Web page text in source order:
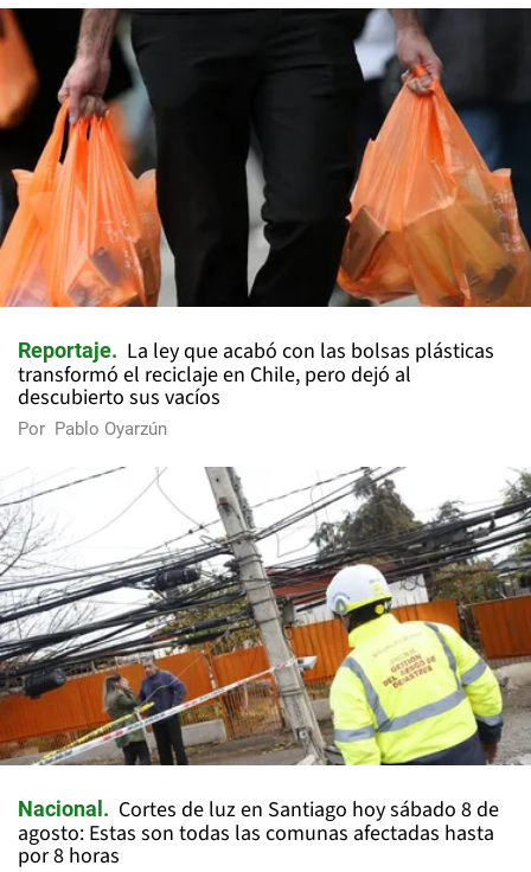
Reportaje
La ley que acabó con las bolsas plásticas
transformó el reciclaje en Chile, pero dejó al
descubierto sus vacíos
Por Pablo Oyarzún
Nacional
Cortes de luz en Santiago hoy sábado 8 de
agosto: Estas son todas las comunas afectadas hasta
por 8 horas